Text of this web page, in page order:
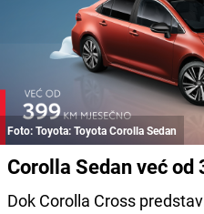
Foto: Toyota: Toyota Corolla Sedan
Corolla Sedan već
Dok Corolla Cross